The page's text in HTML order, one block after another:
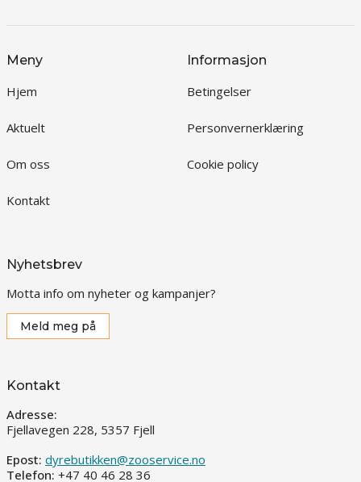
Meny
Hjem
Aktuelt
Om oss
Kontakt
Informasjon
Betingelser
Personvernerklæring
Cookie policy
Nyhetsbrev
Motta info om nyheter og kampanjer?
Meld meg på
Kontakt
Adresse:
Fjellavegen 228, 5357 Fjell
Epost: dyrebutikken@zooservice.no
Telefon: +47 40 46 28 36